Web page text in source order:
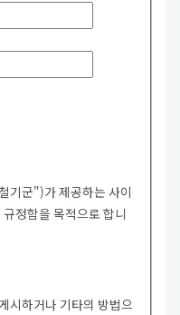
기군")가 제공하는 사이
정함을 목적으로 합니
시하거나 기타의 방법으